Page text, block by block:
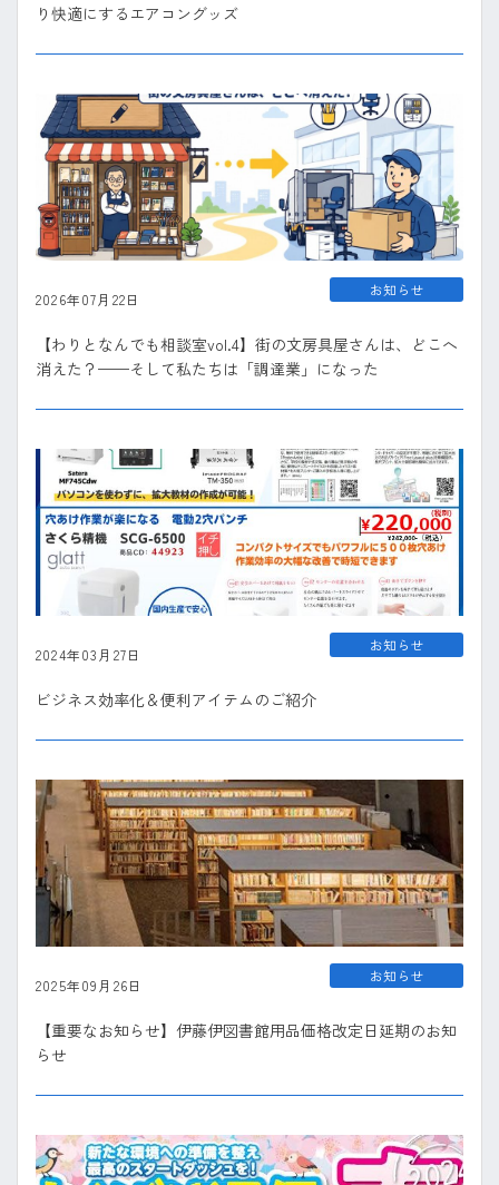
り快適にするエアコングッズ
2026年07月22日
【わりとなんでも相談室vol.4】街の文房具屋さんは、どこへ
消えた？——そして私たちは「調達業」になった
お知らせ
2024年03月27日
ビジネス効率化＆便利アイテムのご紹介
お知らせ
2025年09月26日
【重要なお知らせ】伊藤伊図書館用品価格改定日延期のお知
らせ
お知らせ